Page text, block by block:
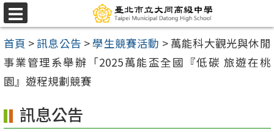
跳
至
主
要
內
區
選
單
首頁 >訊息公告 >學生競賽活動 > 萬能科大觀光與休閒
事業管理系舉辦「2025萬能盃全國『低碳 旅遊在桃
園』遊程規劃競賽
訊息公告